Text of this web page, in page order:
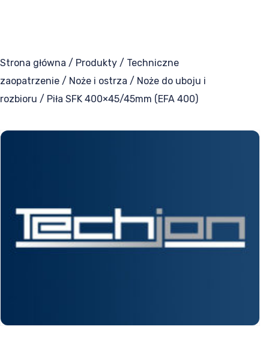
Narzędzia do maszyn
Strona główna / Produkty / Techniczne
zaopatrzenie / Noże i ostrza / Noże do uboju i
rozbioru / Piła SFK 400×45/45mm (EFA 400)